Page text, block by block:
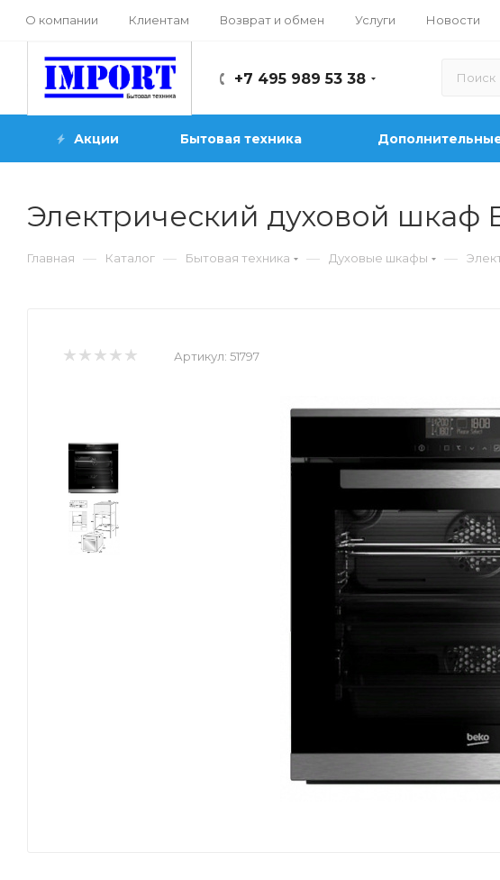
О компании Клиентам Возврат и обмен Услуги Новости
+7 495 989 53 38
Акции Бытовая техника
Электрический духовой шкаф
Главная — Каталог — Бытовая техника — Духовые шкафы —
Артикул: 51797